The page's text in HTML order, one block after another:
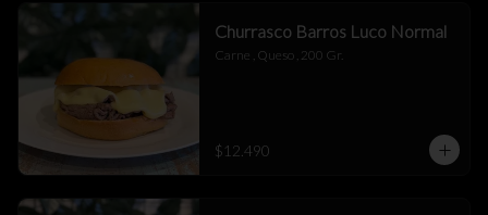
Churrasco Barros Luco Normal
Carne , Queso , 200 Gr.
$12.490